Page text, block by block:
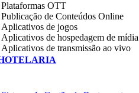
Plataformas OTT
Publicação de Conteúdos Online
Aplicativos de jogos
Aplicativos de hospedagem de mídia
Aplicativos de transmissão ao vivo